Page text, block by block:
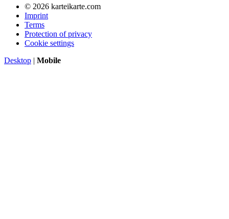
© 2026 karteikarte.com
Imprint
Terms
Protection of privacy
Cookie settings
Desktop | Mobile